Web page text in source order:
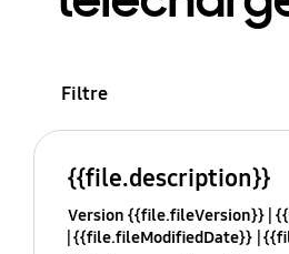
Filtre
{{file.description}}
Version {{file.fileVersion}}
{{file.fileModifiedDate}}